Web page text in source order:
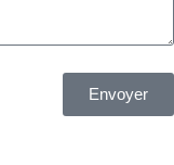
Envoyer